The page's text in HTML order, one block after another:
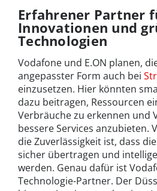
Erfahrener Partner
Innovationen und
Technologien
Vodafone und E.ON planen,
angepasster Form auch bei
einzusetzen. Hier könnten
dazu beitragen, Ressourcen
Verbräuche zu erkennen und
bessere Services anzubieten.
die Zuverlässigkeit ist, dass
sicher übertragen und
werden. Genau dafür ist
Technologie-Partner. Der